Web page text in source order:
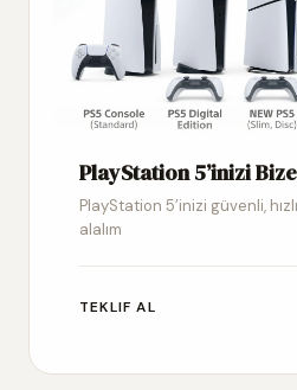
PlayStation 5’inizi
PlayStation 5’inizi güvenli,
alalım
TEKLIF AL